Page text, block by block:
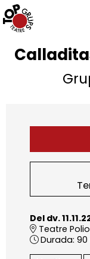
Del dv.
Teatre
Durada: 90